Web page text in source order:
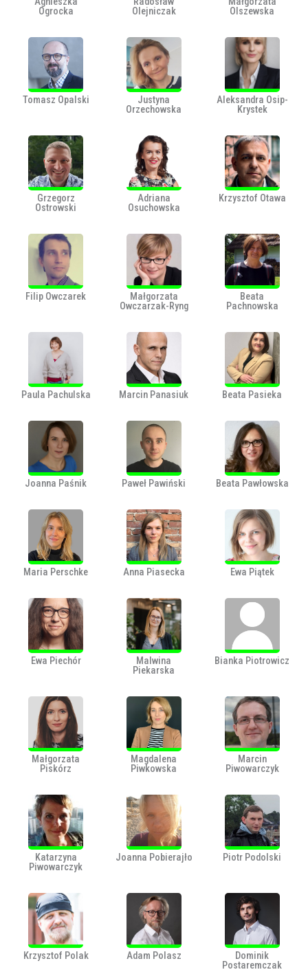
Ogrocka
Olejniczak
Olszewska
Tomasz Opalski
Justyna
Orzechowska
Aleksandra Osip-
Krystek
Grzegorz
Ostrowski
Adriana
Osuchowska
Krzysztof Otawa
Filip Owczarek
Małgorzata
Owczarzak-Ryng
Beata
Pachnowska
Paula Pachulska Marcin Panasiuk Beata Pasieka
Joanna Paśnik Paweł Pawiński Beata Pawłowska
Maria Perschke Anna Piasecka Ewa Piątek
Ewa Piechór
Malwina
Piekarska
Bianka Piotrowicz
Małgorzata
Piskórz
Magdalena
Piwkowska
Marcin
Piwowarczyk
Katarzyna
Piwowarczyk
Joanna Pobierajło Piotr Podolski
Krzysztof Polak Adam Polasz
Dominik
Postaremczak